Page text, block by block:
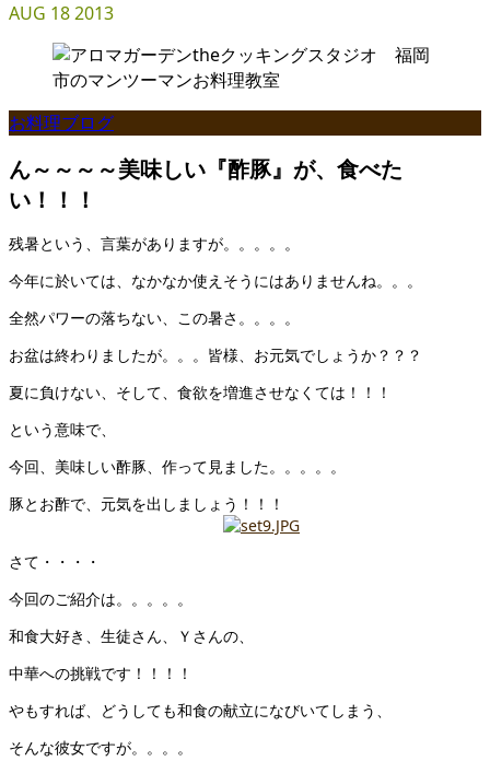
AUG 182013
お料理ブログ
ん～～～～美味しい『酢豚』が、食べた
い！！！
残暑という、言葉がありますが。。。。。
今年に於いては、なかなか使えそうにはありませんね。。。
全然パワーの落ちない、この暑さ。。。。
お盆は終わりましたが。。。皆様、お元気でしょうか？？？
夏に負けない、そして、食欲を増進させなくては！！！
という意味で、
今回、美味しい酢豚、作って見ました。。。。。
豚とお酢で、元気を出しましょう！！！
さて・・・・
今回のご紹介は。。。。。
和食大好き、生徒さん、Ｙさんの、
中華への挑戦です！！！！
やもすれば、どうしても和食の献立になびいてしまう、
そんな彼女ですが。。。。